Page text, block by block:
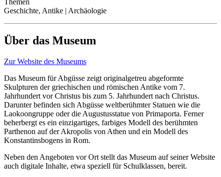
Geschichte, Antike | Archäologie
Über das Museum
Zur Website des Museums
Das Museum für Abgüsse zeigt originalgetreu abgeformte
Skulpturen der griechischen und römischen Antike vom 7.
Jahrhundert vor Christus bis zum 5. Jahrhundert nach Christus.
Darunter befinden sich Abgüsse weltberühmter Statuen wie die
Laokoongruppe oder die Augustusstatue von Primaporta. Ferner
beherbergt es ein einzigartiges, farbiges Modell des berühmten
Parthenon auf der Akropolis von Athen und ein Modell des
Konstantinsbogens in Rom.
Neben den Angeboten vor Ort stellt das Museum auf seiner Website
auch digitale Inhalte, etwa speziell für Schulklassen, bereit.